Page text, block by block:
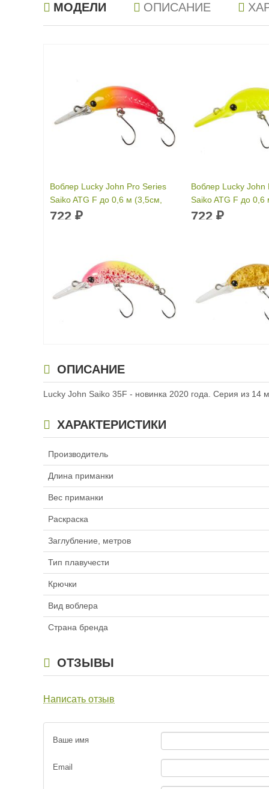
МОДЕЛИ ОПИСАНИЕ
Воблер Lucky John Pro Series
Saiko ATG F до 0,6 м (3,5см,
2гр) 807
722 ₽
Воблер Lucky John
Saiko ATG F до 0,6
2гр) 806
722 ₽
Воблер Lucky John Pro Series
Saiko ATG F до 0,6 м (3,5см,
2гр) 513
722₽
Saiko ATG F до 0,6
2гр) 510
722₽
Воблер Lucky John Pro Series
Saiko ATG F до 0,6 м (3,5см,
2гр) 512
722
2гр) 809
722
ОПИСАНИЕ
Lucky John Saiko 35F - новинка 2020 года. Серия из
ХАРАКТЕРИСТИКИ
Производитель
Длина приманки
Вес приманки
Раскраска
Заглубление, метров
Тип плавучести
Крючки
Вид воблера
Страна бренда
ОТЗЫВЫ
Написать отзыв
Ваше имя
Email